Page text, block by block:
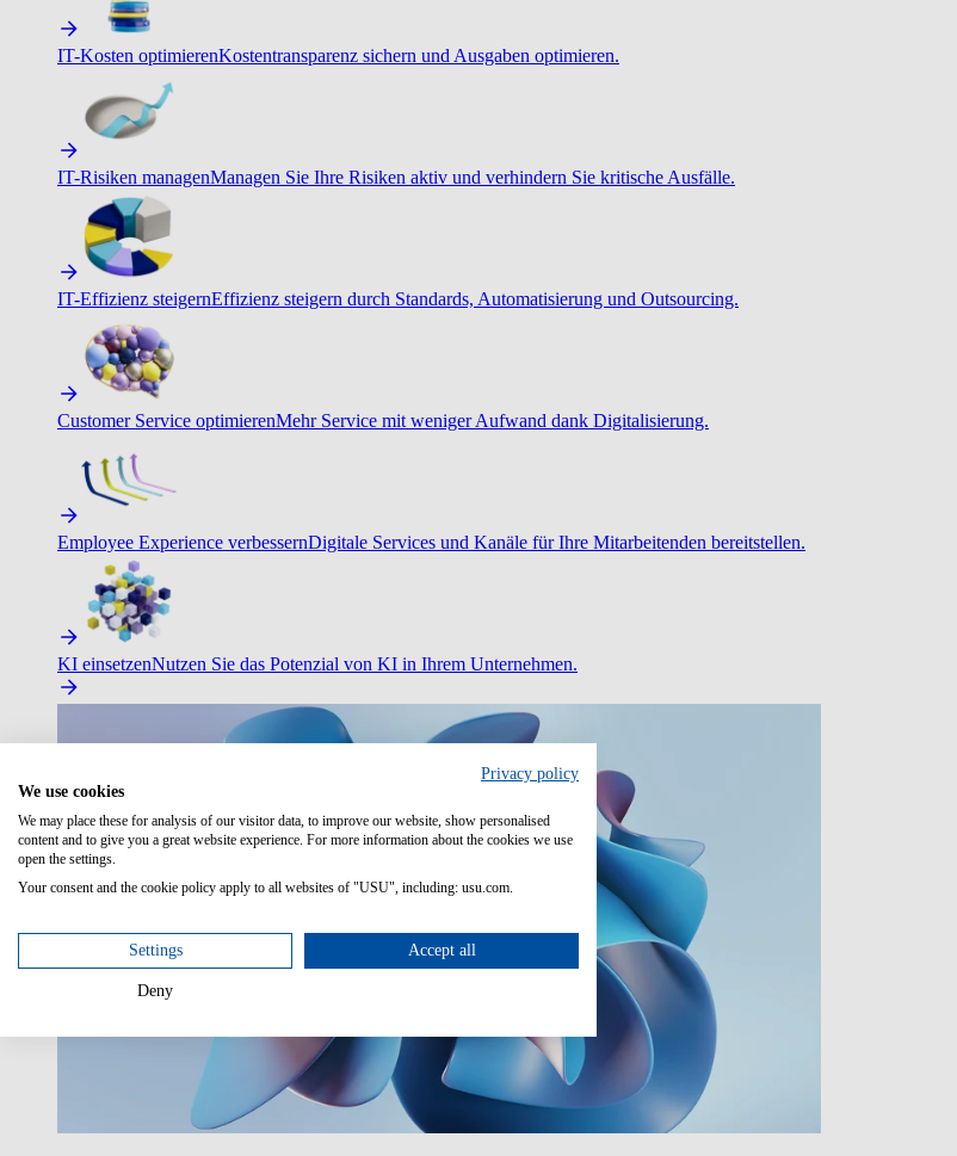
IT-Kosten optimierenKostentransparenz sichern und Ausgaben optimieren.
IT-Risiken managenManagen Sie Ihre Risiken aktiv und verhindern Sie kritische Ausfälle.
IT-Effizienz steigernEffizienz steigern durch Standards, Automatisierung und Outsourcing.
Customer Service optimierenMehr Service mit weniger Aufwand dank Digitalisierung.
Employee Experience verbessernDigitale Services und Kanäle für Ihre Mitarbeitenden bereitstellen.
KI einsetzenNutzen Sie das Potenzial von KI in Ihrem Unternehmen.
Privacy policy
We use cookies
We may place these for analysis of our visitor data, to improve our website, show personalised
content and to give you a great website experience. For more information about the cookies we use
open the settings.
Your consent and the cookie policy apply to all websites of "USU", including: usu.com.
Settings Accept all
Deny